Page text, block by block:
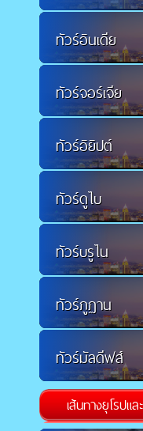
ทัวร์อินเดีย
ทัวร์จอร์เจีย
ทัวร์อิยิปต์
ทัวร์ดูไบ
ทัวร์บรูไน
ทัวร์ภูฏาน
ทัวร์มัลดีฟส์
เส้นทางยุโรปแ